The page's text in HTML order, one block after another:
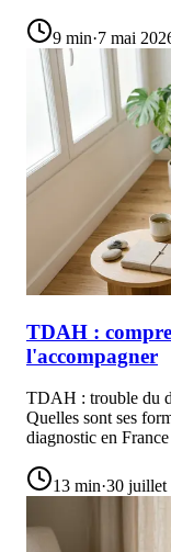
9 min·7 mai
TDAH :
l'accompagner
TDAH : trouble du
Quelles sont ses
diagnostic en
13 min·30 juillet